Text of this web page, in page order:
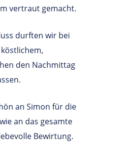
vertraut gemacht.
durften wir bei
den Nachmittag
an Simon für die
an das gesamte
Bewirtung.